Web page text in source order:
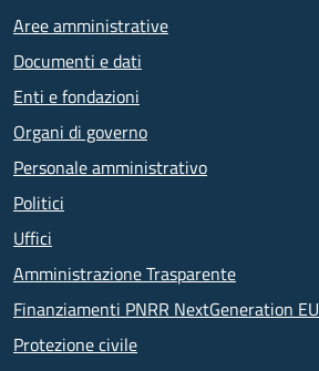
Aree amministrative
Documenti e dati
Enti e fondazioni
Organi di governo
Personale amministrativo
Politici
Uffici
Amministrazione Trasparente
Finanziamenti PNRR NextGeneration EU
Protezione civile